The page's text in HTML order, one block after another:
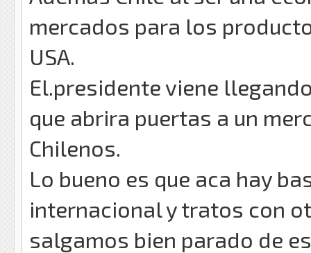
mercados para los
USA.
El.presidente viene
que abrira puertas a un
Chilenos.
Lo bueno es que aca hay
internacional y tratos con
salgamos bien parado de